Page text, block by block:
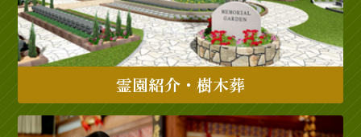
霊園紹介・樹木葬